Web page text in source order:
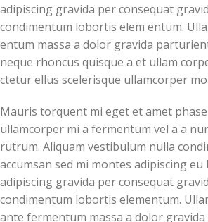
adipiscing gravida per consequat
condimentum lobortis elem entum.
entum massa a dolor gravida
neque rhoncus quisque a et ullam
ctetur ellus scelerisque ullamcorper
Mauris torquent mi eget et amet
ullamcorper mi a fermentum vel a a
rutrum. Aliquam vestibulum nulla
accumsan sed mi montes adipiscing
adipiscing gravida per consequat
condimentum lobortis elementum.
ante fermentum massa a dolor